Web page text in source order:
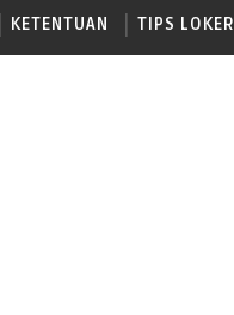
KETENTUAN TIPS LOKER